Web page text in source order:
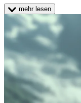
mehr lesen